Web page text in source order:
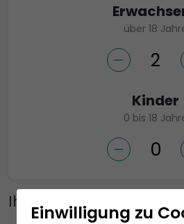
über 18
Kinder
0 bis 18
Ihre Adresse
Einwilligung zu